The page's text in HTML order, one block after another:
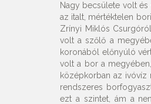
Nagy becsülete volt
az italt, mértéktelen
Zrínyi Miklós
volt a szőlő a
koronából előnyúló
volt a bor a
középkorban az
rendszeres
ezt a szintet, ám a